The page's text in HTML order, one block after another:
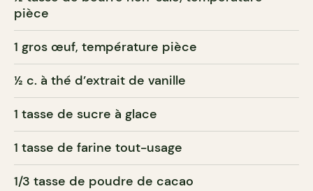
pièce
1 gros œuf, température pièce
½ c. à thé d’extrait de vanille
1 tasse de sucre à glace
1 tasse de farine tout-usage
1/3 tasse de poudre de cacao